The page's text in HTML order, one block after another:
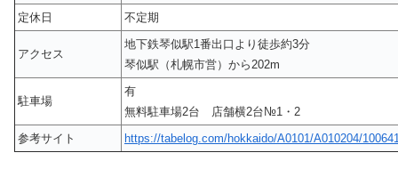
定休日
不定期
アクセス
地下鉄琴似駅1番出口より徒歩約3分
琴似駅（札幌市営）から202m
駐車場
有
無料駐車場2台 店舗横2台№1・2
参考サイト
https://tabelog.com/hokkaido/A0101/A010204/